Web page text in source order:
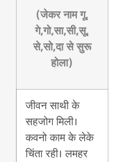
(जेकर नाम गू,
गे,गो,सा,सी,सू,
से,सो,दा से सुरू
होला)
जीवन साथी के
सहजोग मिली।
कवनो काम के लेके
चिंता रही। लमहर